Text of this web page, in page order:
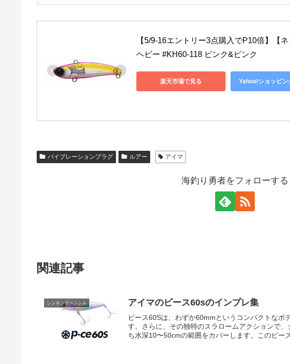
【5/9-16エントリー3点購入でP10倍】【
ヘビー #KH60-118 ピンク&ピンク
楽天市場で見る Yahoo!ショッピン
バイブレーションプラグ ルアー アイマ
海釣り勇者をフォローする
関連記事
シンキングペンシル アイマのピース60sのインプレ集
ピース60Sは、わずか60mmというコンパクトなボ
す。さらに、その独特のスラロームアクションで
ち水深10〜50cmの範囲をカバーします。このピー